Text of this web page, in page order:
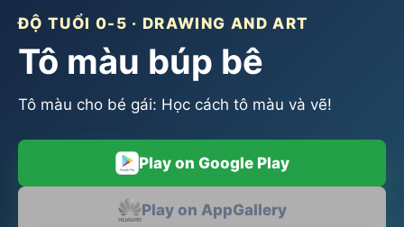
ĐỘ TUỔI 0-5 · DRAWING AND ART
Tô màu búp bê
Tô màu cho bé gái: Học cách tô màu và vẽ!
Play on Google Play
Play on AppGallery